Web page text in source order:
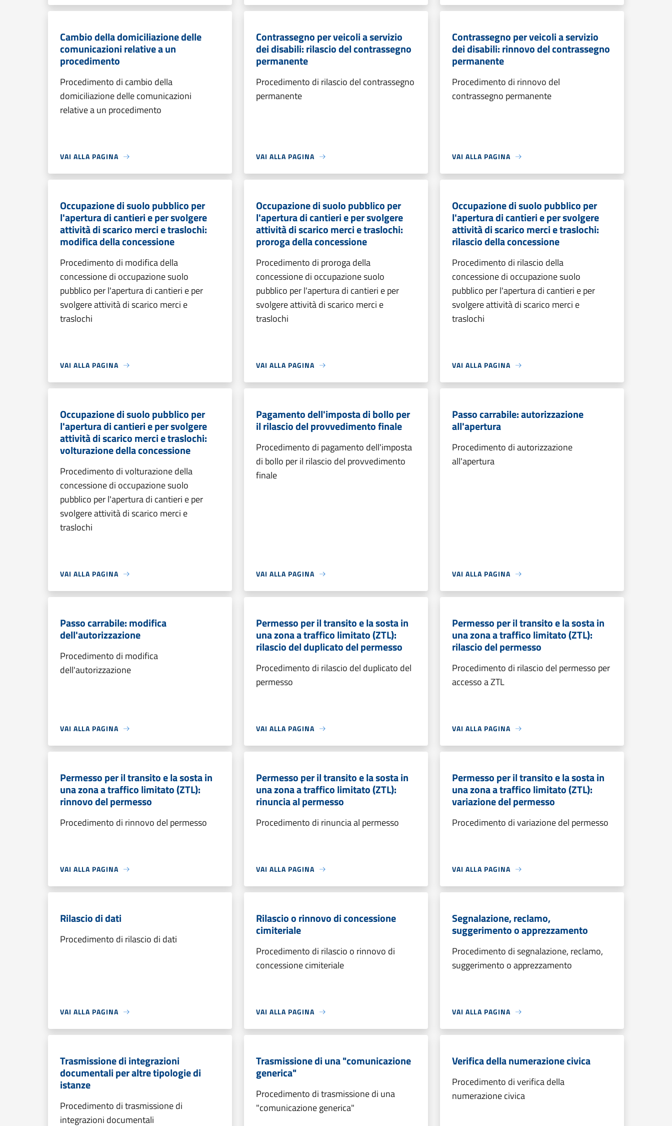
Cambio della domiciliazione delle
comunicazioni relative a un
procedimento
Procedimento di cambio della
domiciliazione delle comunicazioni
relative a un procedimento
VAI ALLA PAGINA
Contrassegno per veicoli a servizio
dei disabili: rilascio del contrassegno
permanente
Procedimento di rilascio del contrassegno
permanente
VAI ALLA PAGINA
Contrassegno per veicoli a servizio
dei disabili: rinnovo del contrassegno
permanente
Procedimento di rinnovo del
contrassegno permanente
VAI ALLA PAGINA
Occupazione di suolo pubblico per
l'apertura di cantieri e per svolgere
attività di scarico merci e traslochi:
modifica della concessione
Procedimento di modifica della
concessione di occupazione suolo
pubblico per l'apertura di cantieri e per
svolgere attività di scarico merci e
traslochi
VAI ALLA PAGINA
Occupazione di suolo pubblico per
l'apertura di cantieri e per svolgere
attività di scarico merci e traslochi:
proroga della concessione
Procedimento di proroga della
concessione di occupazione suolo
pubblico per l'apertura di cantieri e per
svolgere attività di scarico merci e
traslochi
VAI ALLA PAGINA
Occupazione di suolo pubblico per
l'apertura di cantieri e per svolgere
attività di scarico merci e traslochi:
rilascio della concessione
Procedimento di rilascio della
concessione di occupazione suolo
pubblico per l'apertura di cantieri e per
svolgere attività di scarico merci e
traslochi
VAI ALLA PAGINA
Occupazione di suolo pubblico per
l'apertura di cantieri e per svolgere
attività di scarico merci e traslochi:
volturazione della concessione
Procedimento di volturazione della
concessione di occupazione suolo
pubblico per l'apertura di cantieri e per
svolgere attività di scarico merci e
traslochi
VAI ALLA PAGINA
Pagamento dell'imposta di bollo per
il rilascio del provvedimento finale
Procedimento di pagamento dell'imposta
di bollo per il rilascio del provvedimento
finale
VAI ALLA PAGINA
Passo carrabile: autorizzazione
all'apertura
Procedimento di autorizzazione
all'apertura
VAI ALLA PAGINA
Passo carrabile: modifica
dell'autorizzazione
Procedimento di modifica
dell'autorizzazione
VAI ALLA PAGINA
Permesso per il transito e la sosta in
una zona a traffico limitato (ZTL):
rilascio del duplicato del permesso
Procedimento di rilascio del duplicato del
permesso
VAI ALLA PAGINA
Permesso per il transito e la sosta in
una zona a traffico limitato (ZTL):
rilascio del permesso
Procedimento di rilascio del permesso per
accesso a ZTL
VAI ALLA PAGINA
Permesso per il transito e la sosta in
una zona a traffico limitato (ZTL):
rinnovo del permesso
Procedimento di rinnovo del permesso
VAI ALLA PAGINA
Permesso per il transito e la sosta in
una zona a traffico limitato (ZTL):
rinuncia al permesso
Procedimento di rinuncia al permesso
VAI ALLA PAGINA
Permesso per il transito e la sosta in
una zona a traffico limitato (ZTL):
variazione del permesso
Procedimento di variazione del permesso
VAI ALLA PAGINA
Rilascio di dati
Procedimento di rilascio di dati
VAI ALLA PAGINA
Rilascio o rinnovo di concessione
cimiteriale
Procedimento di rilascio o rinnovo di
concessione cimiteriale
VAI ALLA PAGINA
Segnalazione, reclamo,
suggerimento o apprezzamento
Procedimento di segnalazione, reclamo,
suggerimento o apprezzamento
VAI ALLA PAGINA
Trasmissione di integrazioni
documentali per altre tipologie di
istanze
Procedimento di trasmissione di
integrazioni documentali
Trasmissione di una "comunicazione
generica"
Procedimento di trasmissione di una
"comunicazione generica"
Verifica della numerazione civica
Procedimento di verifica della
numerazione civica